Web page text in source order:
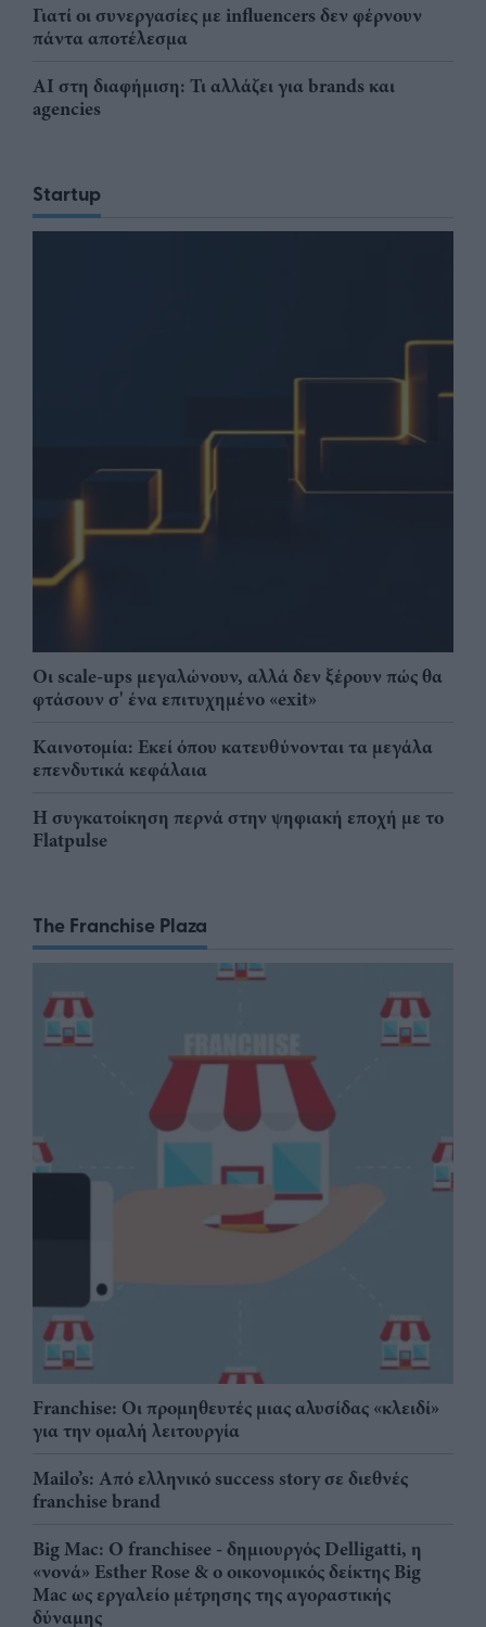
Γιατί οι συνεργασίες με influencers δεν φέρνουν
πάντα αποτέλεσμα
AI στη διαφήμιση: Τι αλλάζει για brands και
agencies
Startup
Οι scale-ups μεγαλώνουν, αλλά δεν ξέρουν πώς θα
φτάσουν σ' ένα επιτυχημένο «exit»
Καινοτομία: Εκεί όπου κατευθύνονται τα μεγάλα
επενδυτικά κεφάλαια
Η συγκατοίκηση περνά στην ψηφιακή εποχή με το
Flatpulse
The Franchise Plaza
Franchise: Οι προμηθευτές μιας αλυσίδας «κλειδί»
για την ομαλή λειτουργία
Mailo’s: Από ελληνικό success story σε διεθνές
franchise brand
Big Mac: Ο franchisee - δημιουργός Delligatti, η
«νονά» Esther Rose & ο οικονομικός δείκτης Big
Mac ως εργαλείο μέτρησης της αγοραστικής
δύναμης